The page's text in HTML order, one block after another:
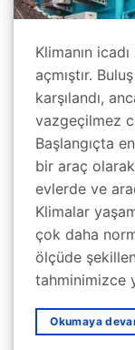
Klimanın
açmıştır.
karşılandı,
vazgeçilmez
Başlangıçta
bir araç
evlerde ve
Klimalar
çok daha
ölçüde
tahminimizce
Okumaya